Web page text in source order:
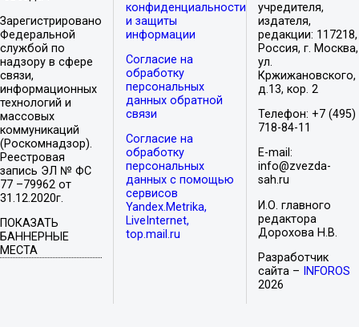
Зарегистрировано
Федеральной
службой по
надзору в сфере
связи,
информационных
технологий и
массовых
коммуникаций
(Роскомнадзор).
Реестровая
запись ЭЛ № ФС
77 –79962 от
31.12.2020г.
ПОКАЗАТЬ
БАННЕРНЫЕ
МЕСТА
конфиденциальности
и защиты
информации
Согласие на
обработку
персональных
данных обратной
связи
Согласие на
обработку
персональных
данных с помощью
сервисов
Yandex.Metrika,
LiveInternet,
top.mail.ru
учредителя,
издателя,
редакции: 117218,
Россия, г. Москва,
ул.
Кржижановского,
д.13, кор. 2
Телефон: +7 (495)
718-84-11
E-mail:
info@zvezda-
sah.ru
И.О. главного
редактора
Дорохова Н.В.
Разработчик
сайта –
INFOROS
2026